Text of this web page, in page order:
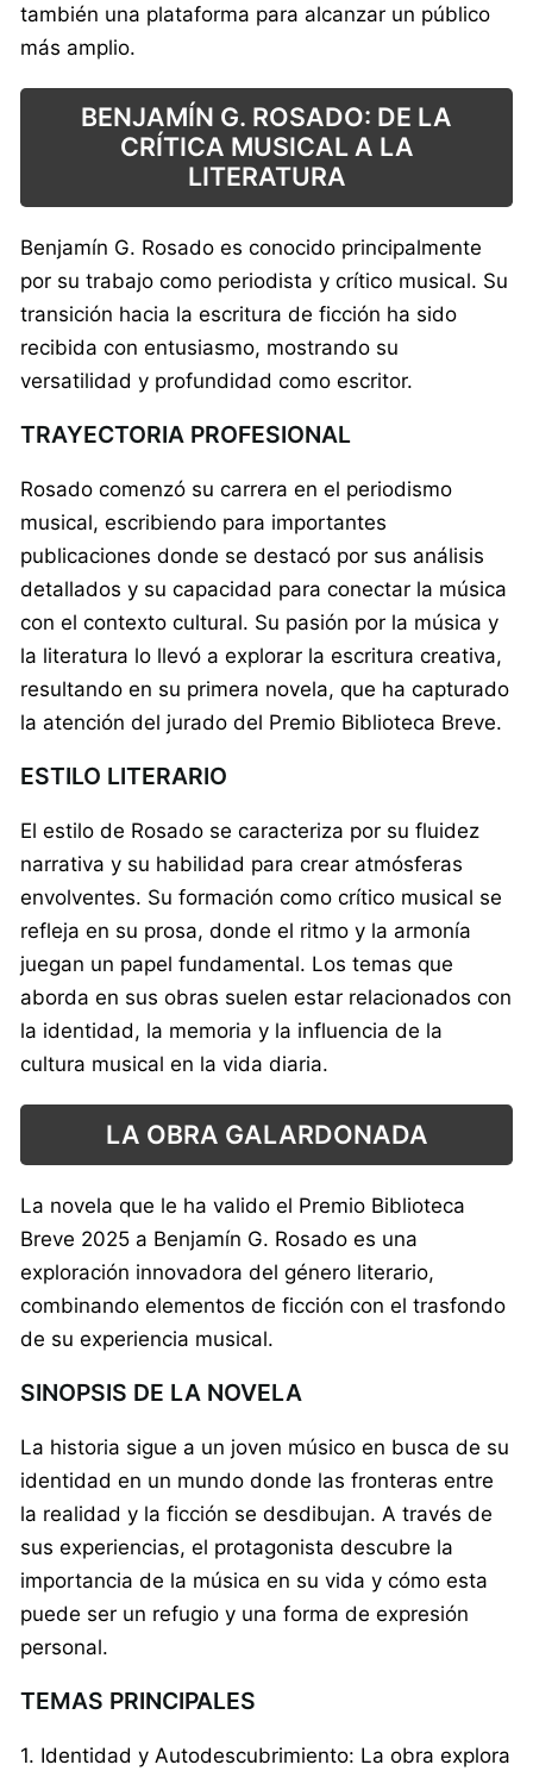
también una plataforma para alcanzar un público
más amplio.
BENJAMÍN G. ROSADO: DE LA
CRÍTICA MUSICAL A LA
LITERATURA
Benjamín G. Rosado es conocido principalmente
por su trabajo como periodista y crítico musical. Su
transición hacia la escritura de ficción ha sido
recibida con entusiasmo, mostrando su
versatilidad y profundidad como escritor.
TRAYECTORIA PROFESIONAL
Rosado comenzó su carrera en el periodismo
musical, escribiendo para importantes
publicaciones donde se destacó por sus análisis
detallados y su capacidad para conectar la música
con el contexto cultural. Su pasión por la música y
la literatura lo llevó a explorar la escritura creativa,
resultando en su primera novela, que ha capturado
la atención del jurado del Premio Biblioteca Breve.
ESTILO LITERARIO
El estilo de Rosado se caracteriza por su fluidez
narrativa y su habilidad para crear atmósferas
envolventes. Su formación como crítico musical se
refleja en su prosa, donde el ritmo y la armonía
juegan un papel fundamental. Los temas que
aborda en sus obras suelen estar relacionados con
la identidad, la memoria y la influencia de la
cultura musical en la vida diaria.
LA OBRA GALARDONADA
La novela que le ha valido el Premio Biblioteca
Breve 2025 a Benjamín G. Rosado es una
exploración innovadora del género literario,
combinando elementos de ficción con el trasfondo
de su experiencia musical.
SINOPSIS DE LA NOVELA
La historia sigue a un joven músico en busca de su
identidad en un mundo donde las fronteras entre
la realidad y la ficción se desdibujan. A través de
sus experiencias, el protagonista descubre la
importancia de la música en su vida y cómo esta
puede ser un refugio y una forma de expresión
personal.
TEMAS PRINCIPALES
1. Identidad y Autodescubrimiento: La obra explora